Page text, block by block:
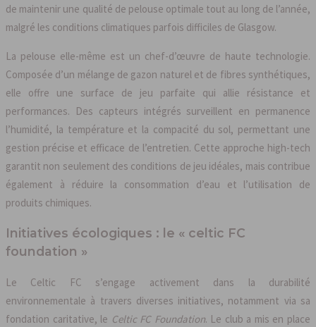
de maintenir une qualité de pelouse optimale tout au long de l’année,
malgré les conditions climatiques parfois difficiles de Glasgow.
La pelouse elle-même est un chef-d’œuvre de haute technologie.
Composée d’un mélange de gazon naturel et de fibres synthétiques,
elle offre une surface de jeu parfaite qui allie résistance et
performances. Des capteurs intégrés surveillent en permanence
l’humidité, la température et la compacité du sol, permettant une
gestion précise et efficace de l’entretien. Cette approche high-tech
garantit non seulement des conditions de jeu idéales, mais contribue
également à réduire la consommation d’eau et l’utilisation de
produits chimiques.
Initiatives écologiques : le « celtic FC
foundation »
Le Celtic FC s’engage activement dans la durabilité
environnementale à travers diverses initiatives, notamment via sa
fondation caritative, le Celtic FC Foundation. Le club a mis en place